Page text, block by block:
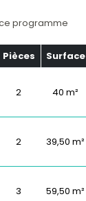
programme
Pièces Surface
2 40 m²
2 39,50 m²
3 59,50 m²